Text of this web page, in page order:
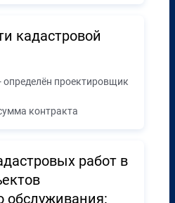
кадастровой
определён проектировщик
контракта
работ в
обслуживания: